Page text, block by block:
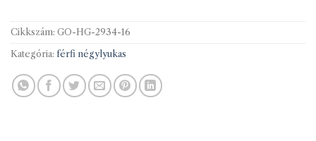
Cikkszám: GO-HG-2934-16
Kategória: férfi négylyukas